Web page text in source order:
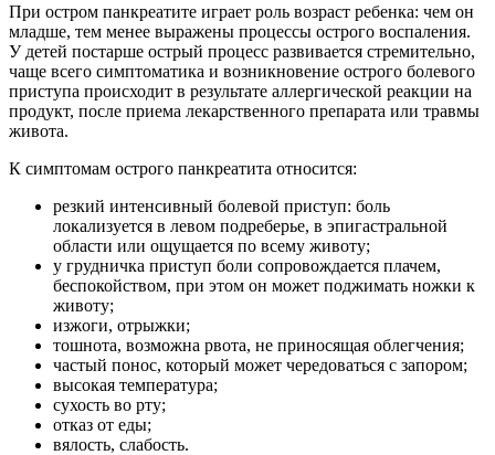
При остром панкреатите играет роль возраст ребенка: чем он
младше, тем менее выражены процессы острого воспаления.
У детей постарше острый процесс развивается стремительно,
чаще всего симптоматика и возникновение острого болевого
приступа происходит в результате аллергической реакции на
продукт, после приема лекарственного препарата или травмы
живота.
К симптомам острого панкреатита относится:
резкий интенсивный болевой приступ: боль
локализуется в левом подреберье, в эпигастральной
области или ощущается по всему животу;
у грудничка приступ боли сопровождается плачем,
беспокойством, при этом он может поджимать ножки к
животу;
изжоги, отрыжки;
тошнота, возможна рвота, не приносящая облегчения;
частый понос, который может чередоваться с запором;
высокая температура;
сухость во рту;
отказ от еды;
вялость, слабость.